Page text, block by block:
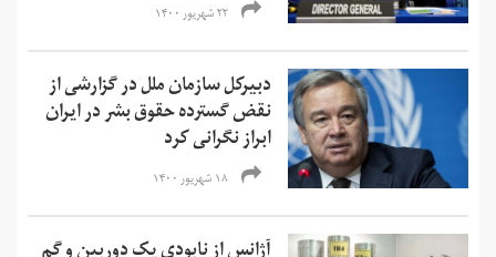
۲۲ شهریور ۱۴۰۰
دبیرکل سازمان ملل در گزارشی از
نقض گسترده حقوق بشر در ایران
ابراز نگرانی کرد
۱۸ شهریور ۱۴۰۰